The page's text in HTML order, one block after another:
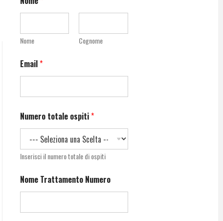
Nome Cognome
Email*
Numero totale ospiti*
Inserisci il numero totale di ospiti
Nome Trattamento Numero